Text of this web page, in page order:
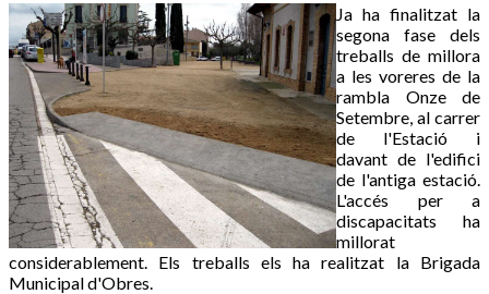
Ja ha finalitzat la
segona fase dels
treballs de millora
a les voreres de la
rambla Onze de
Setembre, al carrer
de l'Estació i
davant de l'edifici
de l'antiga estació.
L'accés per a
discapacitats ha
millorat
considerablement. Els treballs els ha realitzat la Brigada
Municipal d'Obres.